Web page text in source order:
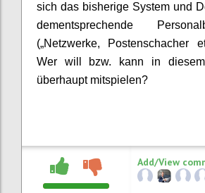
sich das bisherige System und
dementsprechende
(„Netzwerke, Postenschacher
Wer will bzw. kann in
überhaupt mitspielen?
Add/View